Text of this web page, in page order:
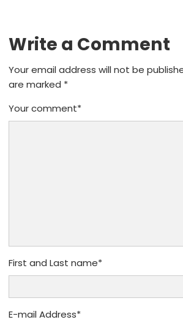
Write a Comment
Your email address will not be
are marked *
Your comment*
First and Last name*
E-mail Address*